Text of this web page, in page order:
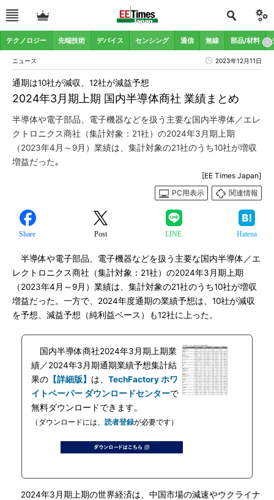
テクノロジー 先端技術 デバイス センシング 通信 無線 部品/材料
ニュース 2023年12月11日
2024年3月期上期 国内半導体商社 業績まとめ
通期は10社が減収、12社が減益予想
半導体や電子部品、電子機器などを扱う主要な国内半導体／エレ
クトロニクス商社（集計対象：21社）の2024年3月期上期
（2023年4月～9月）業績は、集計対象の21社のうち10社が増収
増益だった｡
[EE Times Japan]
PC用表示
関連情報
Share Post LINE Hatena
半導体や電子部品、電子機器などを扱う主要な国内半導体／エ
レクトロニクス商社（集計対象：21社）の2024年3月期上期
（2023年4月～9月）業績は、集計対象の21社のうち10社が増収
増益だった。一方で、2024年度通期の業績予想は、10社が減収
を予想、減益予想（純利益ベース）も12社に上った。
国内半導体商社2024年3月期上期業
績／2024年3月期通期業績予想集計結
果の 【詳細版】 は、 TechFactory ホワ
イトペーパー ダウンロードセンターで
無料ダウンロードできます。
（ダウンロードには、 読者登録が必要です）
2024年3月期上期の世界経済は、中国市場の減速やウクライナ